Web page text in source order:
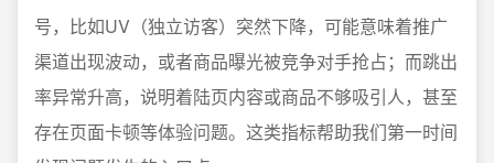
号，比如UV（独立访客）突然下降，可能意味着推广
渠道出现波动，或者商品曝光被竞争对手抢占；而跳出
率异常升高，说明着陆页内容或商品不够吸引人，甚至
存在页面卡顿等体验问题。这类指标帮助我们第一时间